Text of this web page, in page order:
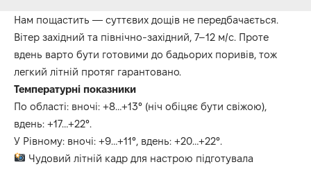
Нам пощастить — суттєвих дощів не передбачається.
Вітер західний та північно-західний, 7–12 м/с. Проте
вдень варто бути готовими до бадьорих поривів, тож
легкий літній протяг гарантовано.
Температурні показники
По області: вночі: +8…+13° (ніч обіцяє бути свіжою),
вдень: +17…+22°.
У Рівному: вночі: +9…+11°, вдень: +20…+22°.
Чудовий літній кадр для настрою підготувала